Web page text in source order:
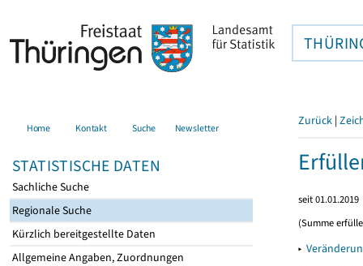
Home Kontakt Suche Newsletter
STATISTISCHE DATEN
Sachliche Suche
Regionale Suche
Kürzlich bereitgestellte Daten
Allgemeine Angaben, Zuordnungen
Zurück |
seit 01.01.2019
(Summe
▸